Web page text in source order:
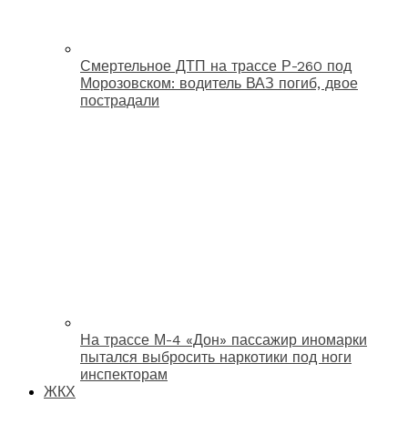
Смертельное ДТП на трассе Р-260 под
Морозовском: водитель ВАЗ погиб, двое
пострадали
На трассе М-4 «Дон» пассажир иномарки
пытался выбросить наркотики под ноги
инспекторам
ЖКХ